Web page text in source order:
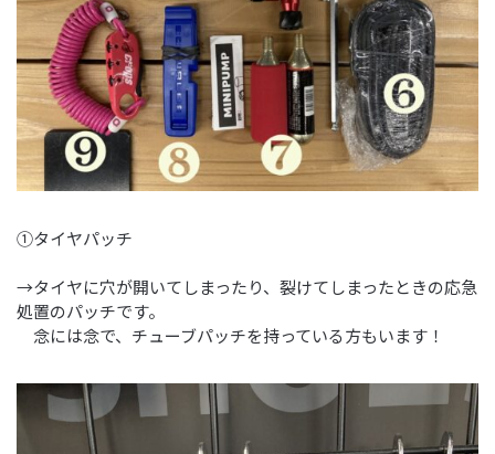
①タイヤパッチ
→タイヤに穴が開いてしまったり、裂けてしまったときの応急
処置のパッチです。
念には念で、チューブパッチを持っている方もいます！